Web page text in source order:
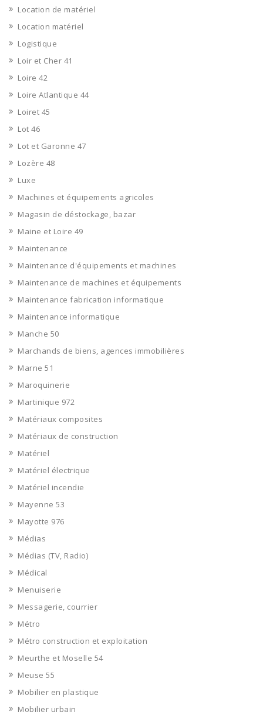
Location de matériel
Location matériel
Logistique
Loir et Cher 41
Loire 42
Loire Atlantique 44
Loiret 45
Lot 46
Lot et Garonne 47
Lozère 48
Luxe
Machines et équipements agricoles
Magasin de déstockage, bazar
Maine et Loire 49
Maintenance
Maintenance d'équipements et machines
Maintenance de machines et équipements
Maintenance fabrication informatique
Maintenance informatique
Manche 50
Marchands de biens, agences immobilières
Marne 51
Maroquinerie
Martinique 972
Matériaux composites
Matériaux de construction
Matériel
Matériel électrique
Matériel incendie
Mayenne 53
Mayotte 976
Médias
Médias (TV, Radio)
Médical
Menuiserie
Messagerie, courrier
Métro
Métro construction et exploitation
Meurthe et Moselle 54
Meuse 55
Mobilier en plastique
Mobilier urbain